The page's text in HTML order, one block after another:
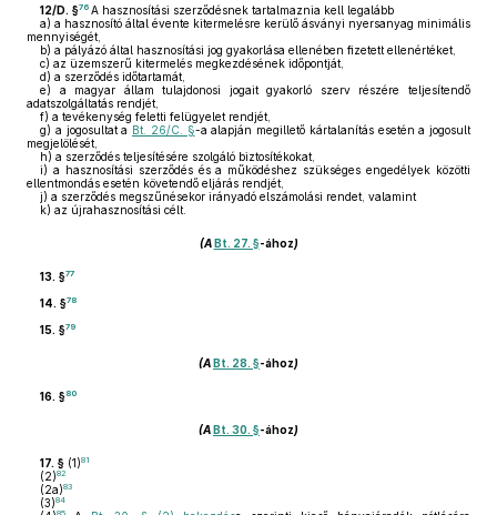
12/D. §76 A hasznosítási szerződésnek tartalmaznia kell legalább
a) a hasznosító által évente kitermelésre kerülő ásványi nyersanyag minimális
mennyiségét,
b) a pályázó által hasznosítási jog gyakorlása ellenében fizetett ellenértéket,
c) az üzemszerű kitermelés megkezdésének időpontját,
d) a szerződés időtartamát,
e) a magyar állam tulajdonosi jogait gyakorló szerv részére teljesítendő
adatszolgáltatás rendjét,
f) a tevékenység feletti felügyelet rendjét,
g) a jogosultat a Bt. 26/C. §-a alapján megillető kártalanítás esetén a jogosult
megjelölését,
h) a szerződés teljesítésére szolgáló biztosítékokat,
i) a hasznosítási szerződés és a működéshez szükséges engedélyek közötti
ellentmondás esetén követendő eljárás rendjét,
j) a szerződés megszűnésekor irányadó elszámolási rendet, valamint
k) az újrahasznosítási célt.
(ABt. 27. §-ához)
13. §77
14. §78
15. §79
(ABt. 28. §-ához)
16. §80
(ABt. 30. §-ához)
17. § (1)81
(2)82
(2a)83
(3)84
85